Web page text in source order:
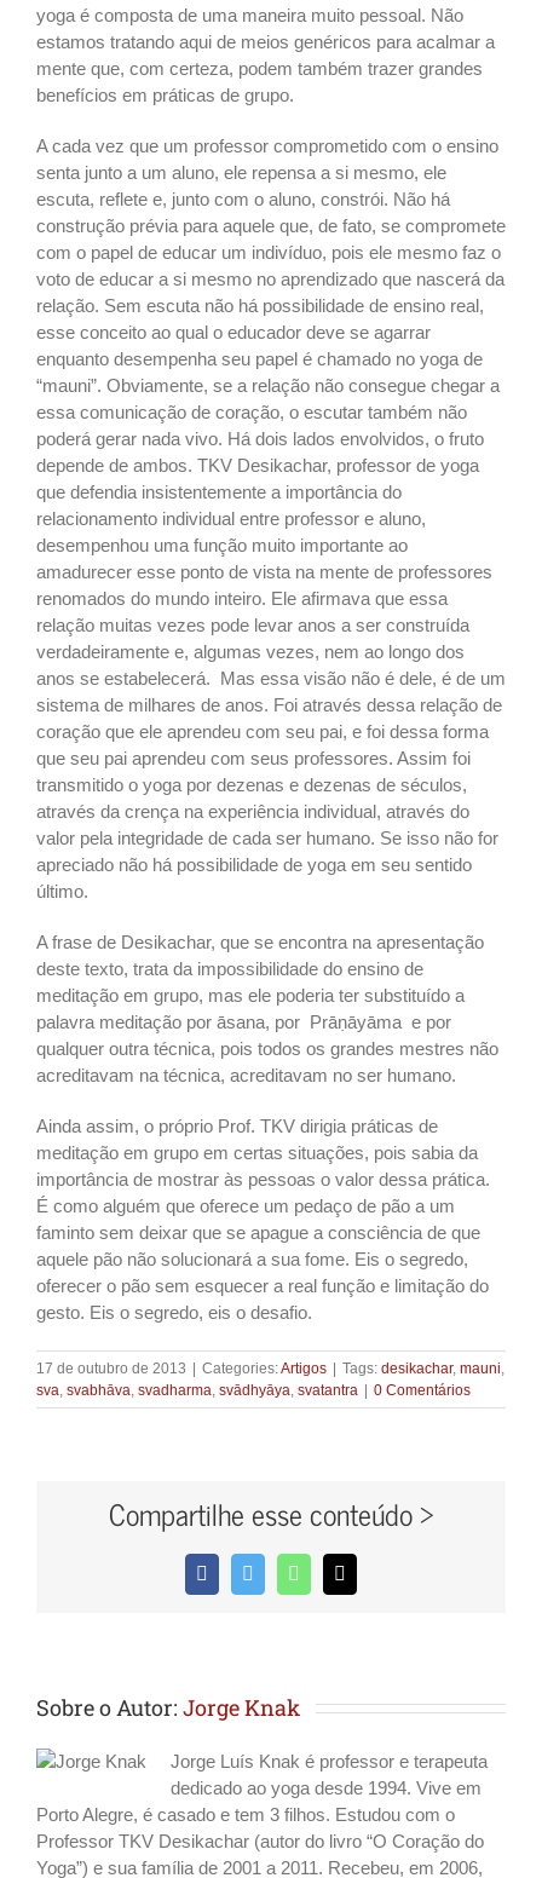
yoga é composta de uma maneira muito pessoal. Não
estamos tratando aqui de meios genéricos para acalmar a
mente que, com certeza, podem também trazer grandes
benefícios em práticas de grupo.
A cada vez que um professor comprometido com o ensino
senta junto a um aluno, ele repensa a si mesmo, ele
escuta, reflete e, junto com o aluno, constrói. Não há
construção prévia para aquele que, de fato, se compromete
com o papel de educar um indivíduo, pois ele mesmo faz o
voto de educar a si mesmo no aprendizado que nascerá da
relação. Sem escuta não há possibilidade de ensino real,
esse conceito ao qual o educador deve se agarrar
enquanto desempenha seu papel é chamado no yoga de
“mauni”. Obviamente, se a relação não consegue chegar a
essa comunicação de coração, o escutar também não
poderá gerar nada vivo. Há dois lados envolvidos, o fruto
depende de ambos. TKV Desikachar, professor de yoga
que defendia insistentemente a importância do
relacionamento individual entre professor e aluno,
desempenhou uma função muito importante ao
amadurecer esse ponto de vista na mente de professores
renomados do mundo inteiro. Ele afirmava que essa
relação muitas vezes pode levar anos a ser construída
verdadeiramente e, algumas vezes, nem ao longo dos
anos se estabelecerá. Mas essa visão não é dele, é de um
sistema de milhares de anos. Foi através dessa relação de
coração que ele aprendeu com seu pai, e foi dessa forma
que seu pai aprendeu com seus professores. Assim foi
transmitido o yoga por dezenas e dezenas de séculos,
através da crença na experiência individual, através do
valor pela integridade de cada ser humano. Se isso não for
apreciado não há possibilidade de yoga em seu sentido
último.
A frase de Desikachar, que se encontra na apresentação
deste texto, trata da impossibilidade do ensino de
meditação em grupo, mas ele poderia ter substituído a
palavra meditação por āsana, por Prāṇāyāma e por
qualquer outra técnica, pois todos os grandes mestres não
acreditavam na técnica, acreditavam no ser humano.
Ainda assim, o próprio Prof. TKV dirigia práticas de
meditação em grupo em certas situações, pois sabia da
importância de mostrar às pessoas o valor dessa prática.
É como alguém que oferece um pedaço de pão a um
faminto sem deixar que se apague a consciência de que
aquele pão não solucionará a sua fome. Eis o segredo,
oferecer o pão sem esquecer a real função e limitação do
gesto. Eis o segredo, eis o desafio.
17 de outubro de 2013 | Categories:Artigos | Tags: desikachar, mauni
sva svabhāva svadharma svādhyāya svatantra | 0 Comentários
Compartilhe esse conteúdo >
FacebookTwitterWhatsApp
E-
mail
Sobre o Autor: Jorge Knak
Jorge Luís Knak é professor e terapeuta
dedicado ao yoga desde 1994. Vive em
Porto Alegre, é casado e tem 3 filhos. Estudou com o
Professor TKV Desikachar (autor do livro “O Coração do
Yoga”) e sua família de 2001 a 2011. Recebeu, em 2006,